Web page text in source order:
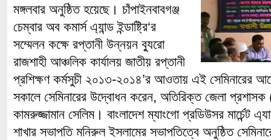
মঙ্গলবার অনুষ্ঠিত হয়েছে। চাঁপাইনবাবগঞ্জ
চেম্বার অব কমার্স এ্যান্ড ইন্ডাষ্ট্রি‘র
সম্মেলন কক্ষে রপ্তানী উন্নয়ন ব্যুরো
রাজশাহী আঞ্চলিক কার্যালয় জাতীয় রপ্তানী
প্রশিক্ষণ কর্মসুচী ২০১৩-২০১৪’র আওতায় এই সেমিনারের
সকালে সেমিনারের উদ্বোধন করেন, অতিরিক্ত জেলা প্রশাসক
কামরুজ্জামান সেলিম। বাংলাদেশ ম্যাংগো প্রডিউসর মার্চেন্ট
শাখার সভাপতি মনিরুল ইসলামের সভাপতিত্বে অনুষ্ঠিত